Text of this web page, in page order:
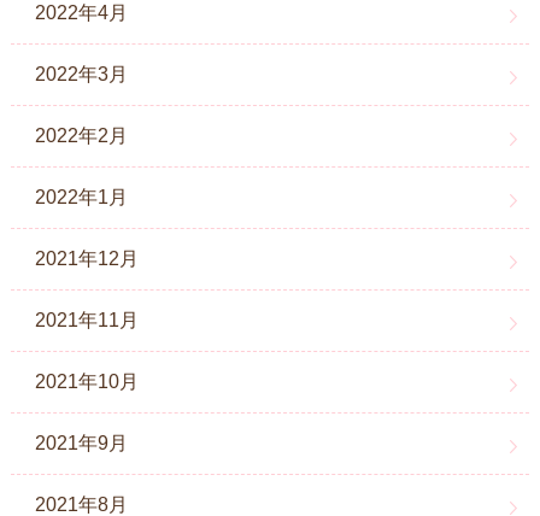
2022年4月
2022年3月
2022年2月
2022年1月
2021年12月
2021年11月
2021年10月
2021年9月
2021年8月